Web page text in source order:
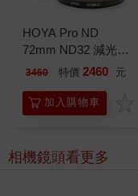
HOYA Pro ND
72mm ND32 減光鏡
（減5格）
3460 特價 2460 元
加入購物車
相機鏡頭看更多